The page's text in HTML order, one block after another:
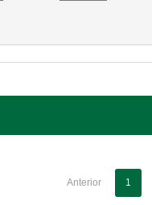
Anterior 1